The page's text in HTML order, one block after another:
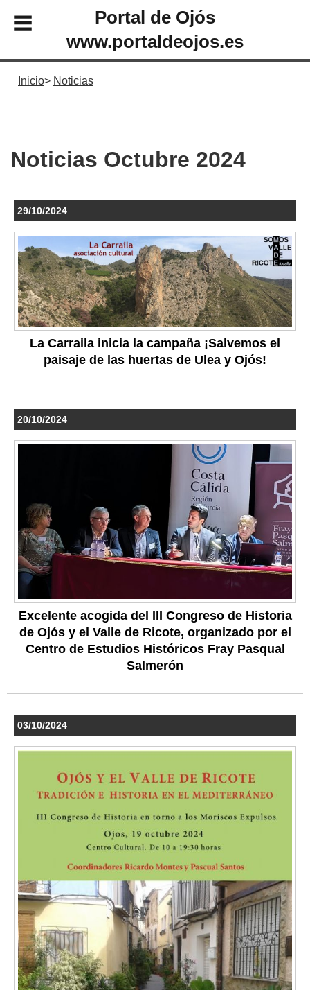
Portal de Ojós
www.portaldeojos.es
Inicio Noticias
Noticias Octubre 2024
29/10/2024
La Carraila inicia la campaña ¡Salvemos el
paisaje de las huertas de Ulea y Ojós!
20/10/2024
Excelente acogida del III Congreso de Historia
de Ojós y el Valle de Ricote, organizado por el
Centro de Estudios Históricos Fray Pasqual
Salmerón
03/10/2024